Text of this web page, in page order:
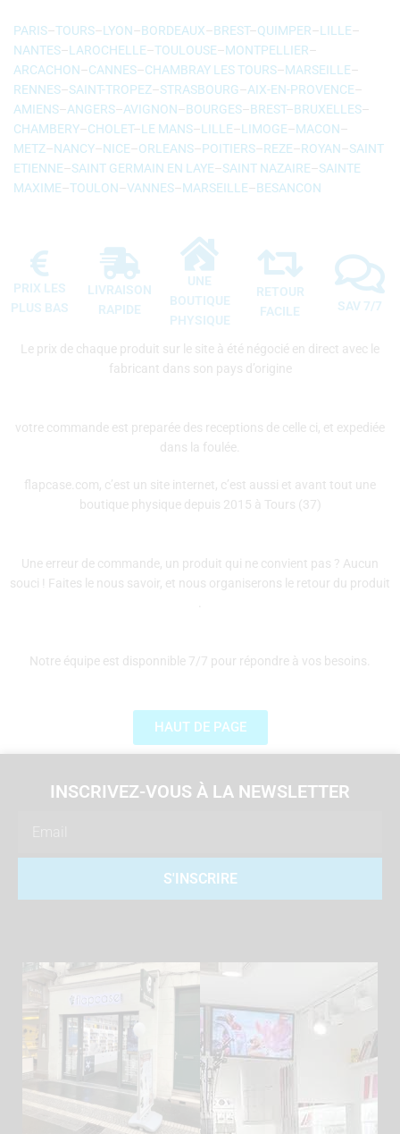
PARIS–TOURS–LYON–BORDEAUX–BREST–QUIMPER–LILLE–
NANTES–LAROCHELLE–TOULOUSE–MONTPELLIER–
ARCACHON–CANNES–CHAMBRAY LES TOURS–MARSEILLE–
RENNES–SAINT-TROPEZ–STRASBOURG–AIX-EN-PROVENCE–
AMIENS–ANGERS–AVIGNON–BOURGES–BREST–BRUXELLES–
CHAMBERY–CHOLET–LE MANS–LILLE–LIMOGE–MACON–
METZ–NANCY–NICE–ORLEANS–POITIERS–REZE–ROYAN–SAINT
ETIENNE–SAINT GERMAIN EN LAYE–SAINT NAZAIRE–SAINTE
MAXIME–TOULON–VANNES–MARSEILLE–BESANCON
PRIX LES
PLUS BAS
LIVRAISON
RAPIDE
UNE
BOUTIQUE
PHYSIQUE
RETOUR
FACILE
SAV 7/7
Le prix de chaque produit sur le site à été négocié en direct avec le
fabricant dans son pays d’origine
votre commande est preparée des receptions de celle ci, et expediée
dans la foulée.
flapcase.com, c’est un site internet, c’est aussi et avant tout une
boutique physique depuis 2015 à Tours (37)
Une erreur de commande, un produit qui ne convient pas ? Aucun
souci ! Faites le nous savoir, et nous organiserons le retour du produit
Notre équipe est disponnible 7/7 pour répondre à vos besoins.
HAUT DE PAGE
INSCRIVEZ-VOUS À LA NEWSLETTER
S'INSCRIRE